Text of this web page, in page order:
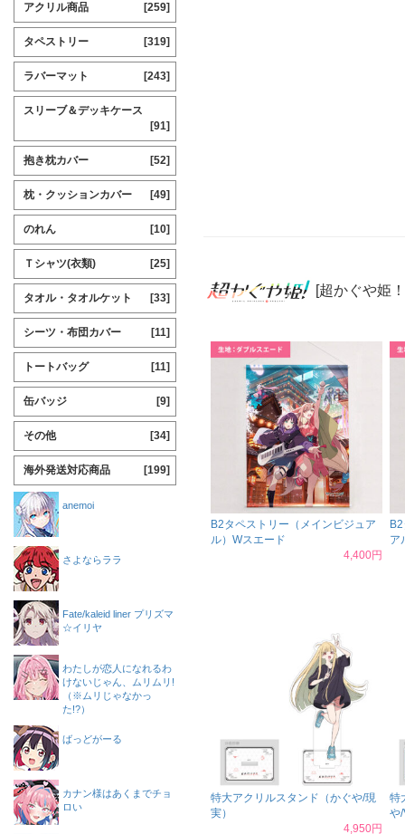
[超かぐや姫
B2タペストリー（メインビジュア
ル）Wスエード
4,400円
ア
特大アクリルスタンド（かぐや/現
実）
4,950円
特
や
アクリル商品 [259]
タペストリー [319]
ラバーマット [243]
スリーブ＆デッキケース
[91]
抱き枕カバー [52]
枕・クッションカバー [49]
のれん [10]
Ｔシャツ(衣類) [25]
タオル・タオルケット [33]
シーツ・布団カバー [11]
トートバッグ [11]
缶バッジ [9]
その他 [34]
海外発送対応商品 [199]
anemoi
さよならララ
Fate/kaleid liner プリズマ
☆イリヤ
わたしが恋人になれるわ
けないじゃん、ムリムリ!
（※ムリじゃなかっ
た!?）
ばっどがーる
カナン様はあくまでチョ
ロい